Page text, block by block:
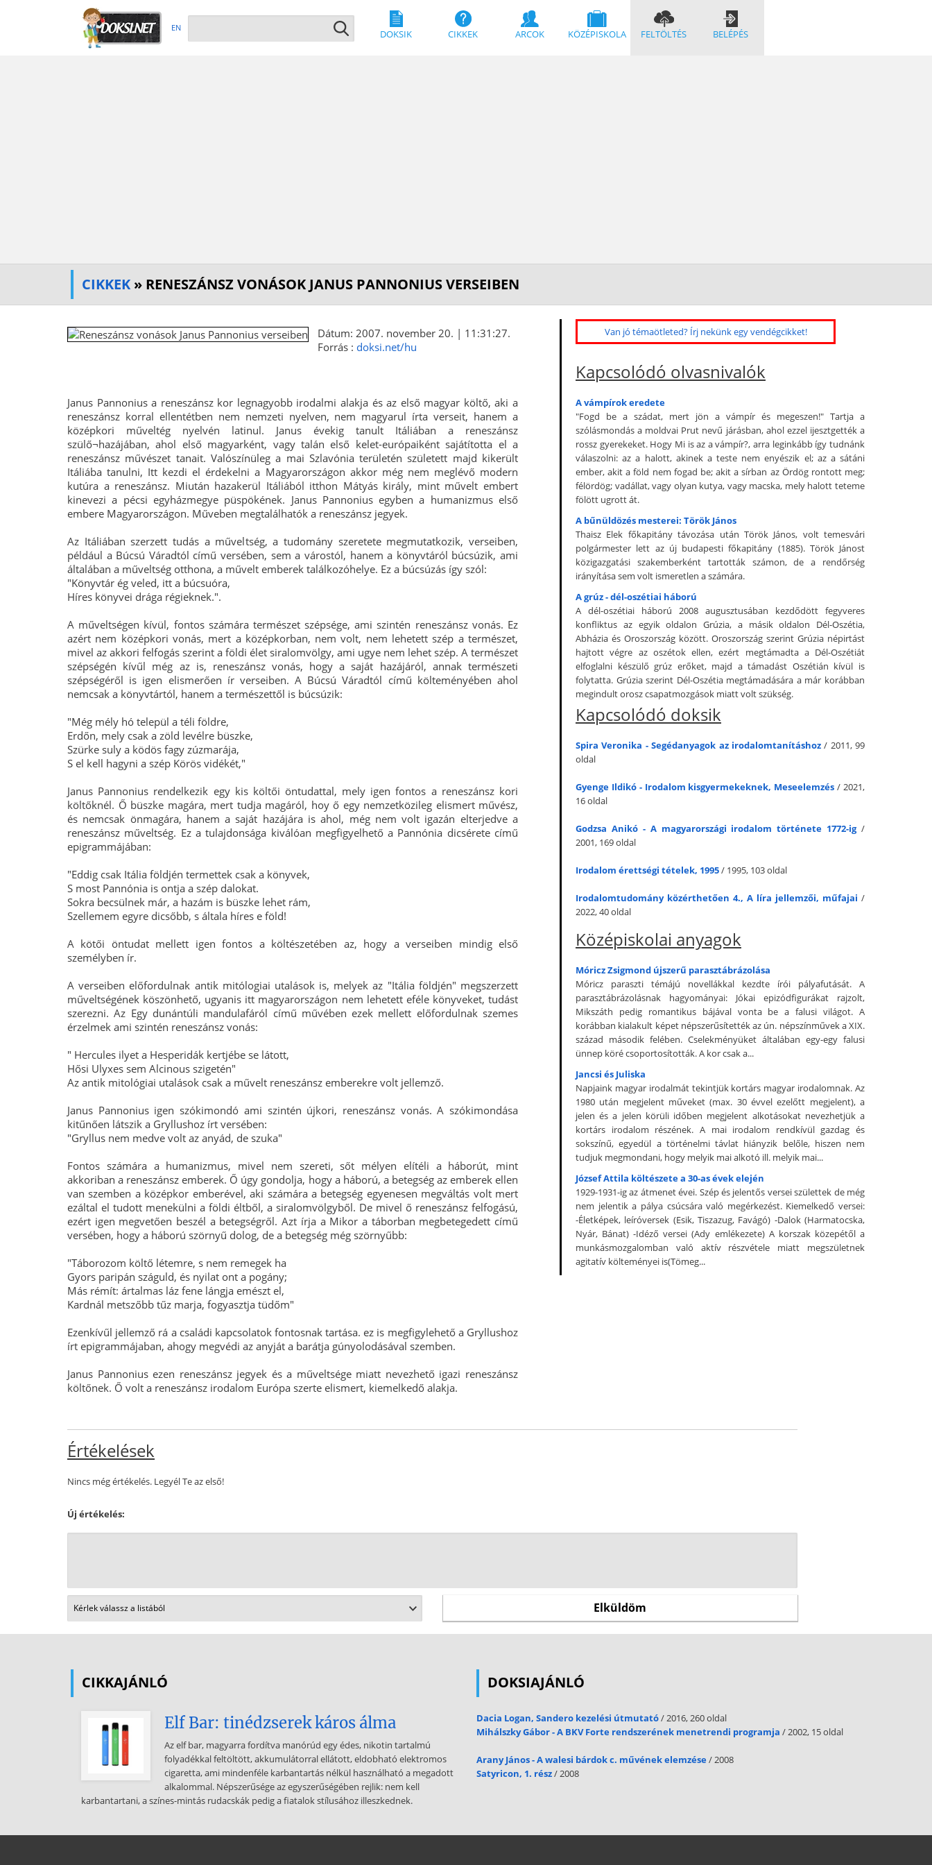
EN
DOKSIK CIKKEK ARCOK KÖZÉPISKOLA FELTÖLTÉS BELÉPÉS
CIKKEK » RENESZÁNSZ VONÁSOK JANUS PANNONIUS VERSEIBEN
Dátum: 2007. november 20. | 11:31:27.
Forrás : doksi.net/hu
Janus Pannonius a reneszánsz kor legnagyobb irodalmi alakja és az első magyar költő, aki a
reneszánsz korral ellentétben nem nemzeti nyelven, nem magyarul írta verseit, hanem a
középkori műveltég nyelvén latinul. Janus évekig tanult Itáliában a reneszánsz
szülő¬hazájában, ahol első magyarként, vagy talán első kelet-európaiként sajátította el a
reneszánsz művészet tanait. Valószínüleg a mai Szlavónia területén született majd kikerült
Itáliába tanulni, Itt kezdi el érdekelni a Magyarországon akkor még nem meglévő modern
kutúra a reneszánsz. Miután hazakerül Itáliából itthon Mátyás király, mint művelt embert
kinevezi a pécsi egyházmegye püspökének. Janus Pannonius egyben a humanizmus első
embere Magyarországon. Műveben megtalálhatók a reneszánsz jegyek.
Az Itáliában szerzett tudás a műveltség, a tudomány szeretete megmutatkozik, verseiben,
például a Búcsú Váradtól című versében, sem a várostól, hanem a könyvtáról búcsúzik, ami
általában a műveltség otthona, a művelt emberek találkozóhelye. Ez a búcsúzás így szól:
"Könyvtár ég veled, itt a búcsuóra,
Híres könyvei drága régieknek.".
A műveltségen kívül, fontos számára természet szépsége, ami szintén reneszánsz vonás. Ez
azért nem középkori vonás, mert a középkorban, nem volt, nem lehetett szép a természet,
mivel az akkori felfogás szerint a földi élet siralomvölgy, ami ugye nem lehet szép. A természet
szépségén kívűl még az is, reneszánsz vonás, hogy a saját hazájáról, annak természeti
szépségéről is igen elismerően ír verseiben. A Búcsú Váradtól című költeményében ahol
nemcsak a könyvtártól, hanem a természettől is búcsúzik:
"Még mély hó települ a téli földre,
Erdőn, mely csak a zöld levélre büszke,
Szürke suly a ködös fagy zúzmarája,
S el kell hagyni a szép Körös vidékét,"
Janus Pannonius rendelkezik egy kis költői öntudattal, mely igen fontos a reneszánsz kori
költőknél. Ő büszke magára, mert tudja magáról, hoy ő egy nemzetközileg elismert művész,
és nemcsak önmagára, hanem a saját hazájára is ahol, még nem volt igazán elterjedve a
reneszánsz műveltség. Ez a tulajdonsága kiválóan megfigyelhető a Pannónia dicsérete című
epigrammájában:
"Eddig csak Itália földjén termettek csak a könyvek,
S most Pannónia is ontja a szép dalokat.
Sokra becsülnek már, a hazám is büszke lehet rám,
Szellemem egyre dicsőbb, s általa híres e föld!
A kötői öntudat mellett igen fontos a költészetében az, hogy a verseiben mindig első
személyben ír.
A verseiben előfordulnak antik mitólogiai utalások is, melyek az "Itália földjén" megszerzett
műveltségének köszönhető, ugyanis itt magyarországon nem lehetett eféle könyveket, tudást
szerezni. Az Egy dunántúli mandulafáról című művében ezek mellett előfordulnak szemes
érzelmek ami szintén reneszánsz vonás:
" Hercules ilyet a Hesperidák kertjébe se látott,
Hősi Ulyxes sem Alcinous szigetén"
Az antik mitológiai utalások csak a művelt reneszánsz emberekre volt jellemző.
Janus Pannonius igen szókimondó ami szintén újkori, reneszánsz vonás. A szókimondása
kitűnően látszik a Gryllushoz írt versében:
"Gryllus nem medve volt az anyád, de szuka"
Fontos számára a humanizmus, mivel nem szereti, sőt mélyen elítéli a háborút, mint
akkoriban a reneszánsz emberek. Ő úgy gondolja, hogy a háború, a betegség az emberek ellen
van szemben a középkor emberével, aki számára a betegség egyenesen megváltás volt mert
ezáltal el tudott menekülni a földi éltből, a siralomvölgyből. De mivel ő reneszánsz felfogású,
ezért igen megvetően beszél a betegségről. Azt írja a Mikor a táborban megbetegedett című
versében, hogy a háború szörnyű dolog, de a betegség még szörnyűbb:
"Táborozom költő létemre, s nem remegek ha
Gyors paripán száguld, és nyilat ont a pogány;
Más rémít: ártalmas láz fene lángja emészt el,
Kardnál metszőbb tűz marja, fogyasztja tüdőm"
Ezenkívűl jellemző rá a családi kapcsolatok fontosnak tartása. ez is megfigylehető a Gryllushoz
írt epigrammájaban, ahogy megvédi az anyját a barátja gúnyolodásával szemben.
Janus Pannonius ezen reneszánsz jegyek és a műveltsége miatt nevezhető igazi reneszánsz
költőnek. Ő volt a reneszánsz irodalom Európa szerte elismert, kiemelkedő alakja.
Van jó témaötleted? Írj nekünk egy vendégcikket!
Kapcsolódó olvasnivalók
A vámpírok eredete
"Fogd be a szádat, mert jön a vámpír és megeszen!" Tartja a
szólásmondás a moldvai Prut nevű járásban, ahol ezzel ijesztgették a
rossz gyerekeket. Hogy Mi is az a vámpír?, arra leginkább így tudnánk
válaszolni: az a halott, akinek a teste nem enyészik el; az a sátáni
ember, akit a föld nem fogad be; akit a sírban az Ördög rontott meg;
félördög; vadállat, vagy olyan kutya, vagy macska, mely halott teteme
fölött ugrott át.
A bűnüldözés mesterei: Török János
Thaisz Elek főkapitány távozása után Török János, volt temesvári
polgármester lett az új budapesti főkapitány (1885). Török Jánost
közigazgatási szakemberként tartották számon, de a rendőrség
irányítása sem volt ismeretlen a számára.
A grúz - dél-oszétiai háború
A dél-oszétiai háború 2008 augusztusában kezdődött fegyveres
konfliktus az egyik oldalon Grúzia, a másik oldalon Dél-Oszétia,
Abházia és Oroszország között. Oroszország szerint Grúzia népirtást
hajtott végre az oszétok ellen, ezért megtámadta a Dél-Oszétiát
elfoglalni készülő grúz erőket, majd a támadást Oszétián kívül is
folytatta. Grúzia szerint Dél-Oszétia megtámadására a már korábban
megindult orosz csapatmozgások miatt volt szükség.
Kapcsolódó doksik
Spira Veronika - Segédanyagok az irodalomtanításhoz/ 2011, 99
oldal
Gyenge Ildikó - Irodalom kisgyermekeknek, Meseelemzés / 2021,
16 oldal
Godzsa Anikó - A magyarországi irodalom története 1772-ig/
2001, 169 oldal
Irodalom érettségi tételek, 1995/ 1995, 103 oldal
Irodalomtudomány közérthetően 4., A líra jellemzői, műfajai /
2022, 40 oldal
Középiskolai anyagok
Móricz Zsigmond újszerű parasztábrázolása
Móricz paraszti témájú novellákkal kezdte írói pályafutását. A
parasztábrázolásnak hagyományai: Jókai epizódfigurákat rajzolt,
Mikszáth pedig romantikus bájával vonta be a falusi világot. A
korábban kialakult képet népszerűsítették az ún. népszínművek a XIX.
század második felében. Cselekményüket általában egy-egy falusi
ünnep köré csoportosították. A kor csak a...
Jancsi és Juliska
Napjaink magyar irodalmát tekintjük kortárs magyar irodalomnak. Az
1980 után megjelent műveket (max. 30 évvel ezelőtt megjelent), a
jelen és a jelen körüli időben megjelent alkotásokat nevezhetjük a
kortárs irodalom részének. A mai irodalom rendkívül gazdag és
sokszínű, egyedül a történelmi távlat hiányzik belőle, hiszen nem
tudjuk megmondani, hogy melyik mai alkotó ill. melyik mai...
József Attila költészete a 30-as évek elején
1929-1931-ig az átmenet évei. Szép és jelentős versei születtek de még
nem jelentik a pálya csúcsára való megérkezést. Kiemelkedő versei:
-Életképek, leíróversek (Esik, Tiszazug, Favágó) -Dalok (Harmatocska,
Nyár, Bánat) -Idéző versei (Ady emlékezete) A korszak közepétől a
munkásmozgalomban való aktív részvétele miatt megszületnek
agitatív költeményei is(Tömeg...
Értékelések
Nincs még értékelés. Legyél Te az első!
Új értékelés:
CIKKAJÁNLÓ
Elf Bar: tinédzserek káros álma
Az elf bar, magyarra fordítva manórúd egy édes, nikotin tartalmú
folyadékkal feltöltött, akkumulátorral ellátott, eldobható elektromos
cigaretta, ami mindenféle karbantartás nélkül használható a megadott
alkalommal. Népszerűsége az egyszerűségében rejlik: nem kell
karbantartani, a színes-mintás rudacskák pedig a fiatalok stílusához illeszkednek.
DOKSIAJÁNLÓ
Dacia Logan, Sandero kezelési útmutató/ 2016, 260 oldal
Mihálszky Gábor - A BKV Forte rendszerének menetrendi programja / 2002, 15 oldal
Arany János - A walesi bárdok c. művének elemzése/ 2008
Satyricon, 1. rész/ 2008